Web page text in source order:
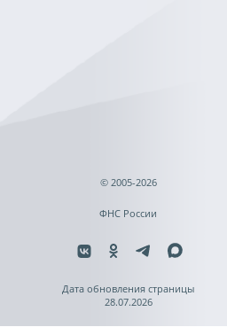
© 2005-2026
ФНС России
Дата обновления страницы
28.07.2026